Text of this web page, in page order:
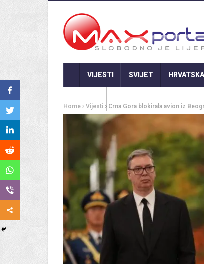
VIJESTI SVIJET HRVATSKA
Home Vijesti Crna Gora blokirala avion iz